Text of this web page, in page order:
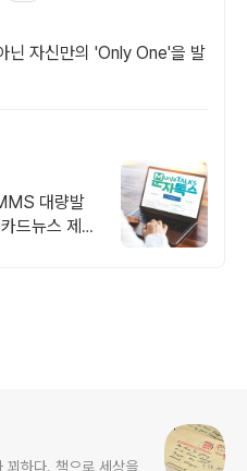
닌 자신만의 'Only One'을 발
대량발
드뉴스 제
꾀하다. 책으로 세상을